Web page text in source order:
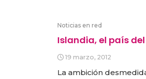
Noticias en red
Islandia, el país
19 marzo, 2012
La ambición